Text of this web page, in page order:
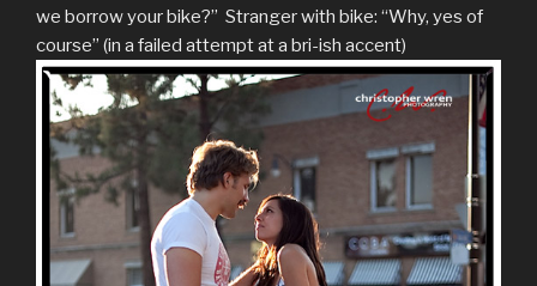
we borrow your bike?” Stranger with bike: “Why, yes of
course” (in a failed attempt at a bri-ish accent)